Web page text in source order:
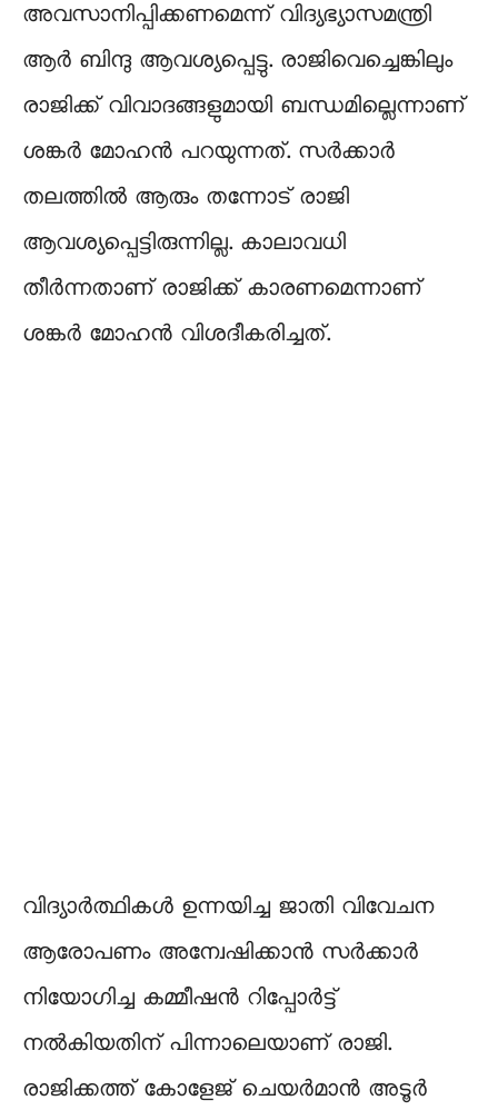
അവസാനിപ്പിക്കണമെന്ന് വിദ്യഭ്യാസമന്ത്രി
ആര്‍ ബിന്ദു ആവശ്യപ്പെട്ടു. രാജിവെച്ചെങ്കിലും
രാജിക്ക് വിവാദങ്ങളുമായി ബന്ധമില്ലെന്നാണ്
ശങ്കര്‍ മോഹന്‍ പറയുന്നത്. സർക്കാർ
തലത്തിൽ ആരും തന്നോട് രാജി
ആവശ്യപ്പെട്ടിരുന്നില്ല. കാലാവധി
തീർന്നതാണ് രാജിക്ക് കാരണമെന്നാണ്
ശങ്കര്‍ മോഹന്‍ വിശദീകരിച്ചത്.
വിദ്യാർത്ഥികൾ ഉന്നയിച്ച ജാതി വിവേചന
ആരോപണം അന്വേഷിക്കാൻ സർക്കാർ
നിയോഗിച്ച കമ്മീഷൻ റിപ്പോർട്ട്
നൽകിയതിന് പിന്നാലെയാണ് രാജി.
രാജിക്കത്ത് കോളേജ് ചെയർമാൻ അടൂർ